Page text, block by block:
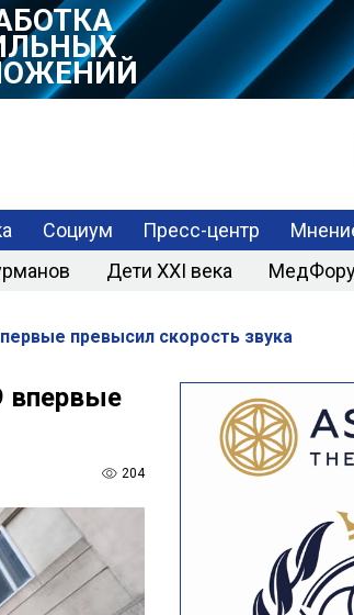
Социум Пресс-центр
Дети XXI века
превысил скорость звука
впервые
204